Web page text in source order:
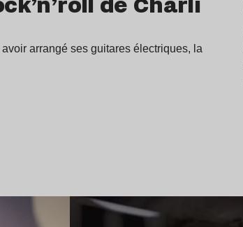
arrangé ses guitares électriques, la